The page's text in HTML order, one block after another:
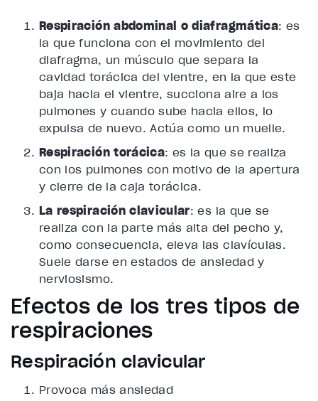
Respiración abdominal o diafragmática: es
la que funciona con el movimiento del
diafragma, un músculo que separa la
cavidad torácica del vientre, en la que este
baja hacia el vientre, succiona aire a los
pulmones y cuando sube hacia ellos, lo
expulsa de nuevo. Actúa como un muelle.
Respiración torácica: es la que se realiza
con los pulmones con motivo de la apertura
y cierre de la caja torácica.
La respiración clavicular: es la que se
realiza con la parte más alta del pecho y,
como consecuencia, eleva las clavículas.
Suele darse en estados de ansiedad y
nerviosismo.
Efectos de los tres tipos de
respiraciones
Respiración clavicular
Provoca más ansiedad